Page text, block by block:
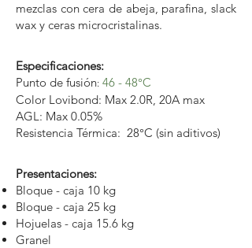
mezclas con cera de abeja, parafina, slack
wax y ceras microcristalinas.
Especificaciones:
Punto de fusión​: 46 - 48°C
Color Lovibond: Max 2.0R, 20A max
AGL: Max 0.05%
Resistencia Térmica: 28°C (sin aditivos)
Presentaciones:
Bloque - caja 10 kg
Bloque - caja 25 kg
Hojuelas - caja 15.6 kg
Granel